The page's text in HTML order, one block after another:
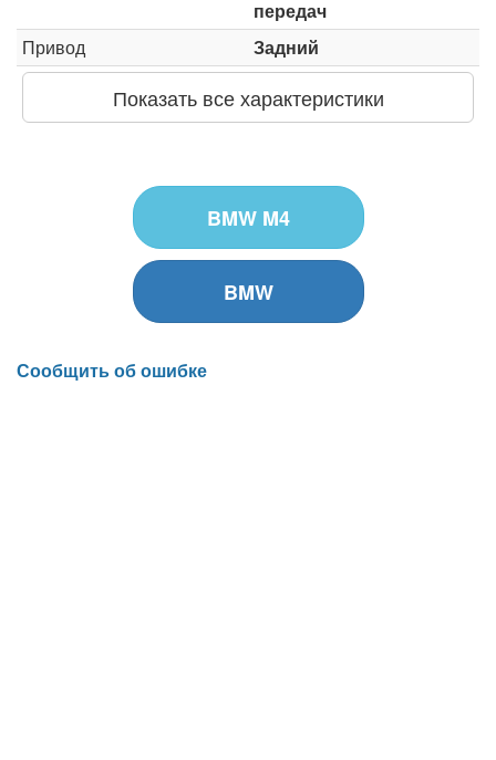
передач
Привод
Задний
Показать все характеристики
BMW M4
BMW
Сообщить об ошибке